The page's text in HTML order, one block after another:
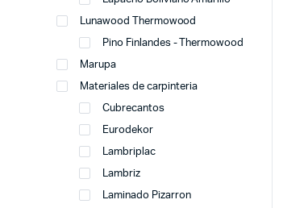
Lunawood Thermowood
Pino Finlandes - Thermowood
Marupa
Materiales de carpinteria
Cubrecantos
Eurodekor
Lambriplac
Lambriz
Laminado Pizarron